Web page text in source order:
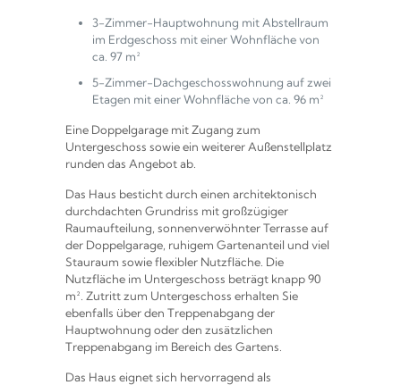
3-Zimmer-Hauptwohnung mit Abstellraum
im Erdgeschoss mit einer Wohnfläche von
ca. 97 m²
5-Zimmer-Dachgeschosswohnung auf zwei
Etagen mit einer Wohnfläche von ca. 96 m²
Eine Doppelgarage mit Zugang zum
Untergeschoss sowie ein weiterer Außenstellplatz
runden das Angebot ab.
Das Haus besticht durch einen architektonisch
durchdachten Grundriss mit großzügiger
Raumaufteilung, sonnenverwöhnter Terrasse auf
der Doppelgarage, ruhigem Gartenanteil und viel
Stauraum sowie flexibler Nutzfläche. Die
Nutzfläche im Untergeschoss beträgt knapp 90
m². Zutritt zum Untergeschoss erhalten Sie
ebenfalls über den Treppenabgang der
Hauptwohnung oder den zusätzlichen
Treppenabgang im Bereich des Gartens.
Das Haus eignet sich hervorragend als